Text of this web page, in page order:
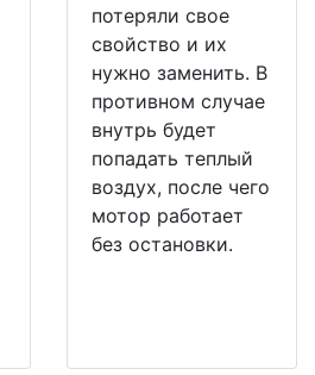
потеряли свое
свойство и их
нужно заменить. В
противном случае
внутрь будет
попадать теплый
воздух, после чего
мотор работает
без остановки.